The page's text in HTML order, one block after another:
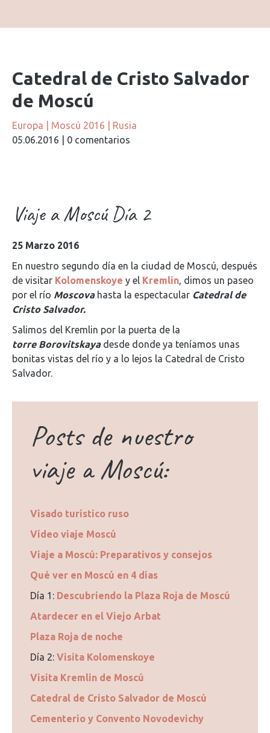
Catedral de Cristo Salvador
de Moscú
Europa Moscú 2016
Rusia
05.06.2016
0 comentarios
Viaje a Moscú Día 2
25 Marzo 2016
En nuestro segundo día en la ciudad de Moscú, después
de visitar Kolomenskoye y el Kremlin, dimos un paseo
por el río Moscovahasta la espectacular Catedral de
Cristo Salvador.
Salimos del Kremlin por la puerta de la
torre Borovitskayadesde donde ya teníamos unas
bonitas vistas del río y a lo lejos la Catedral de Cristo
Salvador.
Posts de nuestro
viaje a Moscú:
Visado turístico ruso
Vídeo viaje Moscú
Viaje a Moscú: Preparativos y consejos
Qué ver en Moscú en 4 días
Día 1: Descubriendo la Plaza Roja de Moscú
Atardecer en el Viejo Arbat
Plaza Roja de noche
Día 2: Visita Kolomenskoye
Visita Kremlin de Moscú
Catedral de Cristo Salvador de Moscú
Cementerio y Convento Novodevichy